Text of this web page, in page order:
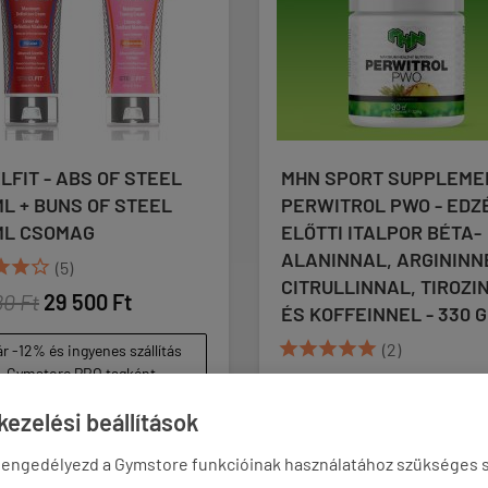
beállítások
a Gymstore funkcióinak használatához szükséges
MHN SPORT SUPPLEMENTS -
PERWITROL PWO - EDZÉS
ELŐTTI ITALPOR BÉTA-
ALANINNAL, ARGININNEL,
CITRULLINNAL, TIROZINNAL
ÉS KOFFEINNEL - 330 G

Gymstore PRO tagként
4
(77 /